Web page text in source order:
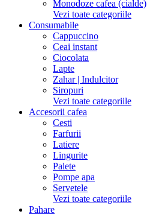
Monodoze cafea (cialde)
Vezi toate categoriile
Consumabile
Cappuccino
Ceai instant
Ciocolata
Lapte
Zahar | Indulcitor
Siropuri
Vezi toate categoriile
Accesorii cafea
Cesti
Farfurii
Latiere
Lingurite
Palete
Pompe apa
Servetele
Vezi toate categoriile
Pahare